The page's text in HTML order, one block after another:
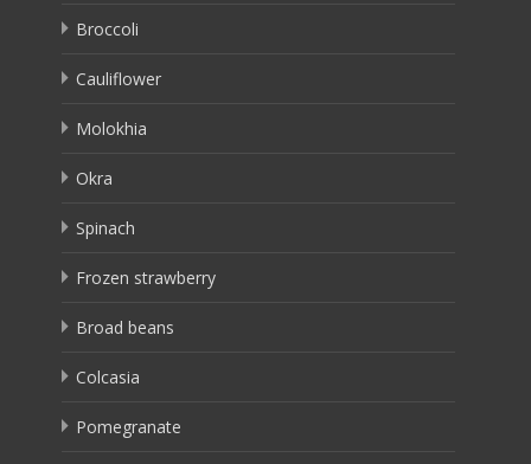
Broccoli
Cauliflower
Molokhia
Okra
Spinach
Frozen strawberry
Broad beans
Colcasia
Pomegranate